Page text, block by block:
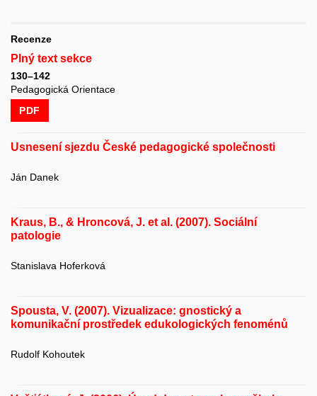
Recenze
Plný text sekce
130–142
Pedagogická Orientace
PDF
Usnesení sjezdu České pedagogické společnosti
Ján Danek
Kraus, B., & Hroncová, J. et al. (2007). Sociální
patologie
Stanislava Hoferková
Spousta, V. (2007). Vizualizace: gnostický a
komunikační prostředek edukologických fenoménů
Rudolf Kohoutek